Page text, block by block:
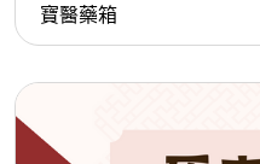
寶醫藥箱